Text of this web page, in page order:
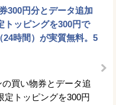
300円分とデータ追加
トッピングを300円で
時間）が実質無料。5
買い物券とデータ追
定トッピングを300円